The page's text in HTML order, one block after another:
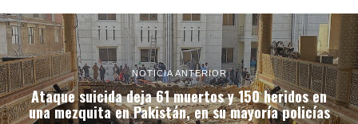
NOTICIA ANTERIOR
Ataque suicida deja 61 muertos y 150 heridos en
una mezquita en Pakistán, en su mayoría policías